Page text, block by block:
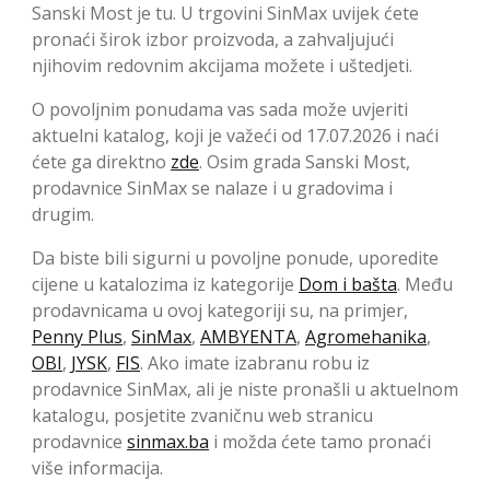
Sanski Most je tu. U trgovini SinMax uvijek ćete
pronaći širok izbor proizvoda, a zahvaljujući
njihovim redovnim akcijama možete i uštedjeti.
O povoljnim ponudama vas sada može uvjeriti
aktuelni katalog, koji je važeći od 17.07.2026 i naći
ćete ga direktno zde. Osim grada Sanski Most,
prodavnice SinMax se nalaze i u gradovima i
drugim.
Da biste bili sigurni u povoljne ponude, uporedite
cijene u katalozima iz kategorije Dom i bašta. Među
prodavnicama u ovoj kategoriji su, na primjer,
Penny Plus, SinMax, AMBYENTA, Agromehanika,
OBI, JYSK, FIS. Ako imate izabranu robu iz
prodavnice SinMax, ali je niste pronašli u aktuelnom
katalogu, posjetite zvaničnu web stranicu
prodavnice sinmax.ba i možda ćete tamo pronaći
više informacija.